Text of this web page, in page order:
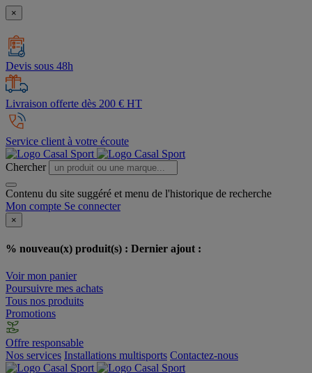
×
Devis sous 48h
Livraison offerte dès 200 € HT
Service client à votre écoute
Chercher
Contenu du site suggéré et menu de l'historique de recherche
Mon compte Se connecter
×
% nouveau(x) produit(s) : Dernier ajout :
Voir mon panier
Poursuivre mes achats
Tous nos produits
Promotions
Offre responsable
Nos services Installations multisports Contactez-nous